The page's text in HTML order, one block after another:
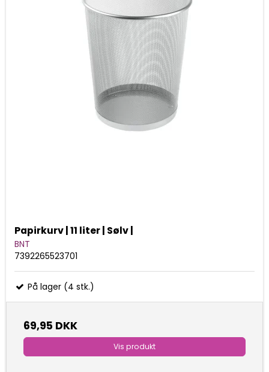
Papirkurv | 11 liter | Sølv |
BNT
7392265523701
På lager (4 stk.)
69,95 DKK
Vis produkt